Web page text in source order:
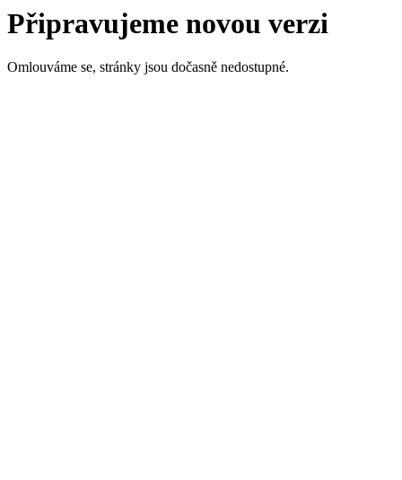
Připravujeme novou verzi
Omlouváme se, stránky jsou dočasně nedostupné.